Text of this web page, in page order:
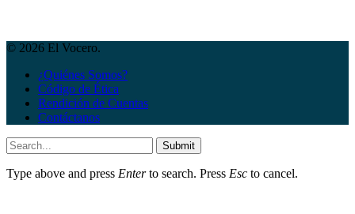
© 2026 El Vocero.
¿Quiénes Somos?
Código de Ética
Rendición de Cuentas
Contáctanos
Submit
Type above and press Enterto search. Press Esc to cancel.